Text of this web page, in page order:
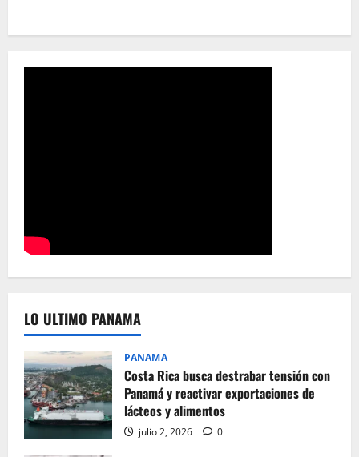
LO ULTIMO PANAMA
PANAMA
Costa Rica busca destrabar tensión con
Panamá y reactivar exportaciones de
lácteos y alimentos
julio 2, 2026 0